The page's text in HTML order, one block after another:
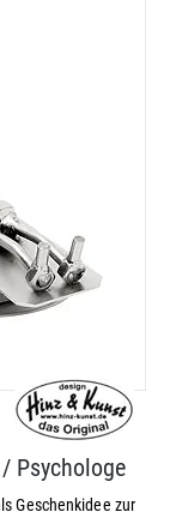
Psychologe
Geschenkidee zur